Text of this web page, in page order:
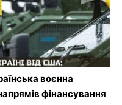
воєнна
фінансування